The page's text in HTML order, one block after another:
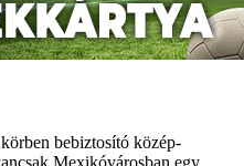
bebiztosító közép-
Mexikóvárosban egy